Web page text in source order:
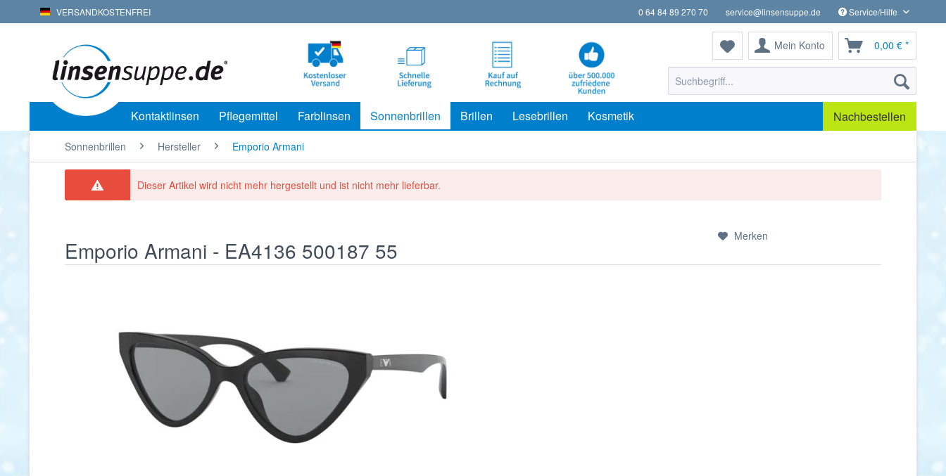
VERSANDKOSTENFREI 0 64 84 89 270 70 service@linsensuppe.de Service/Hilfe
Mein Konto 0,00 € *
Kontaktlinsen Pflegemittel Farblinsen Sonnenbrillen Brillen Lesebrillen Kosmetik Nachbestellen
Sonnenbrillen Hersteller Emporio Armani
Dieser Artikel wird nicht mehr hergestellt und ist nicht mehr lieferbar.
Emporio Armani - EA4136 500187 55
Merken